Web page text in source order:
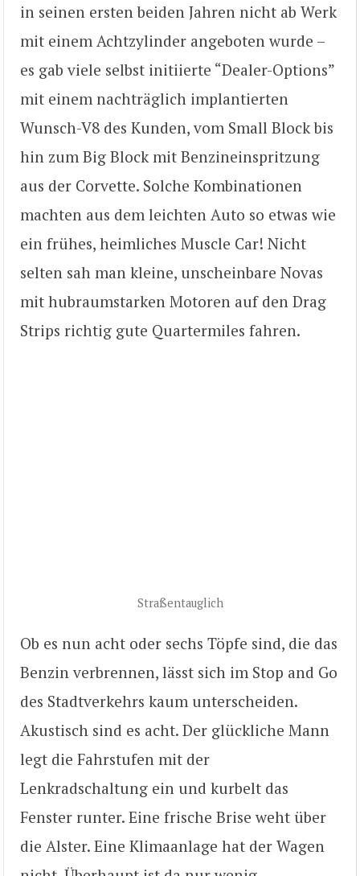
in seinen ersten beiden Jahren nicht ab Werk
mit einem Achtzylinder angeboten wurde –
es gab viele selbst initiierte “Dealer-Options”
mit einem nachträglich implantierten
Wunsch-V8 des Kunden, vom Small Block bis
hin zum Big Block mit Benzineinspritzung
aus der Corvette. Solche Kombinationen
machten aus dem leichten Auto so etwas wie
ein frühes, heimliches Muscle Car! Nicht
selten sah man kleine, unscheinbare Novas
mit hubraumstarken Motoren auf den Drag
Strips richtig gute Quartermiles fahren.
Straßentauglich
Ob es nun acht oder sechs Töpfe sind, die das
Benzin verbrennen, lässt sich im Stop and Go
des Stadtverkehrs kaum unterscheiden.
Akustisch sind es acht. Der glückliche Mann
legt die Fahrstufen mit der
Lenkradschaltung ein und kurbelt das
Fenster runter. Eine frische Brise weht über
die Alster. Eine Klimaanlage hat der Wagen